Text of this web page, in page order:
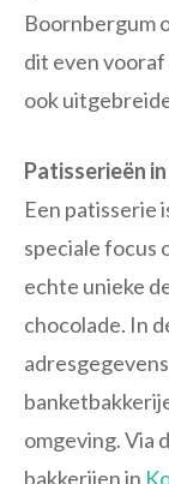
Boornbergum
dit even
ook
Patisserieën
Een patisserie
speciale focus
echte unieke
chocolade. In
omgeving. Via
bakkerijen in